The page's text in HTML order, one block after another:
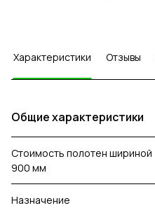
Характеристики Отзывы
Общие характеристики
Стоимость полотен шириной
900 мм
Назначение